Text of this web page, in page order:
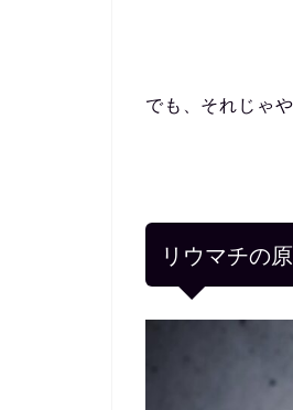
でも、それじゃ
リウマチの